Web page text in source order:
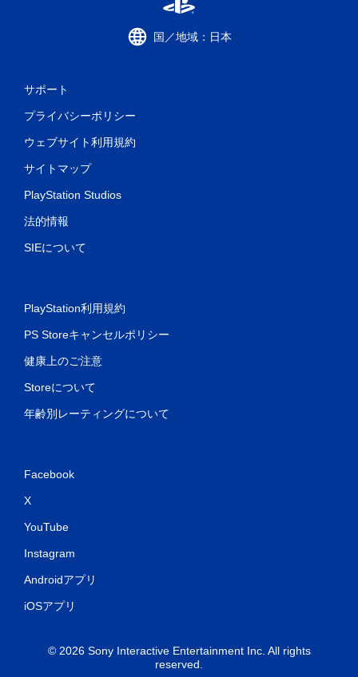
国／地域：日本
サポート
プライバシーポリシー
ウェブサイト利用規約
サイトマップ
PlayStation Studios
法的情報
SIEについて
PlayStation利用規約
PS Storeキャンセルポリシー
健康上のご注意
Storeについて
年齢別レーティングについて
Facebook
X
YouTube
Instagram
Androidアプリ
iOSアプリ
© 2026 Sony Interactive Entertainment Inc. All rights
reserved.